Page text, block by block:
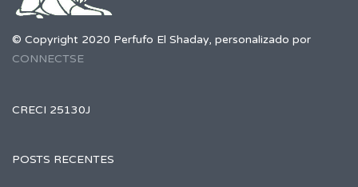
© Copyright 2020 Perfufo El Shaday, personalizado por
CONNECTSE
CRECI 25130J
POSTS RECENTES